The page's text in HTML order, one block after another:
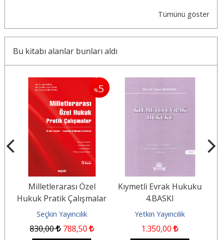
Tümünü göster
Bu kitabı alanlar bunları aldı
%5
Milletlerarası Özel
Hukuk Pratik Çalışmalar
Örnek Olaylar –
Seçilmiş...
Seçkin Yayıncılık
830,00 788,50
Kıymetli Evrak Hukuku
4.BASKI
Yetkin Yayıncılık
1.350,00